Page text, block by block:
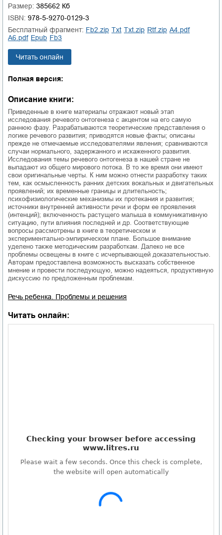
Размер: 385662 Кб
ISBN: 978-5-9270-0129-3
Бесплатный фрагмент:
fb2.zip txt txt.zip rtf.zip
a4.pdf
a6.pdf
epub fb3
Читать онлайн
Полная версия:
Описание книги:
Приведенные в книге материалы отражают новый этап
исследования речевого онтогенеза с акцентом на его самую
раннюю фазу. Разрабатываются теоретические представления о
логике речевого развития; приводятся новые факты; описаны
прежде не отмечаемые исследователями явления; сравниваются
случаи нормального, задержанного и искаженного развития.
Исследования темы речевого онтогенеза в нашей стране не
выпадают из общего мирового потока. В то же время они имеют
свои оригинальные черты. К ним можно отнести разработку таких
тем, как осмысленность ранних детских вокальных и двигательных
проявлений; их временные границы и длительность;
психофизиологические механизмы их протекания и развития;
источники внутренней активности речи и форм ее проявления
(интенций); включенность растущего малыша в коммуникативную
ситуацию, пути влияния последней и др. Соответствующие
вопросы рассмотрены в книге в теоретическом и
экспериментально-эмпирическом плане. Большое внимание
уделено также методическим разработкам. Далеко не все
проблемы освещены в книге с исчерпывающей доказательностью.
Авторам предоставлена возможность высказать собственное
мнение и провести последующую, можно надеяться, продуктивную
дискуссию по предложенным проблемам.
Речь ребенка. Проблемы и решения
Читать онлайн: